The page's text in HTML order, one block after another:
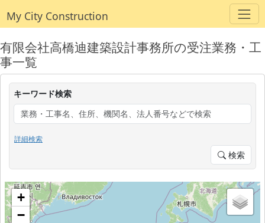
My City Construction
有限会社高橋迪建築設計事務所の受注業務・工
事一覧
キーワード検索
詳細検索
検索
+
−